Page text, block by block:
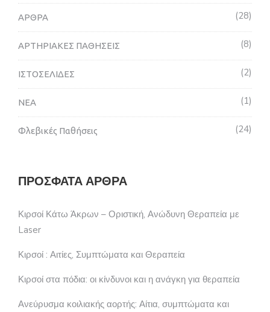
ΑΡΘΡΑ 28
ΑΡΤΗΡΙΑΚΕΣ ΠΑΘΗΣΕΙΣ 8
ΙΣΤΟΣΕΛΙΔΕΣ 2
ΝΕΑ 1
Φλεβικές Παθήσεις 24
ΠΡΌΣΦΑΤΑ ΆΡΘΡΑ
Κιρσοί Κάτω Άκρων – Οριστική, Ανώδυνη Θεραπεία με
Laser
Κιρσοί : Αιτίες, Συμπτώματα και Θεραπεία
Κιρσοί στα πόδια: οι κίνδυνοι και η ανάγκη για θεραπεία
Ανεύρυσμα κοιλιακής αορτής: Αίτια, συμπτώματα και